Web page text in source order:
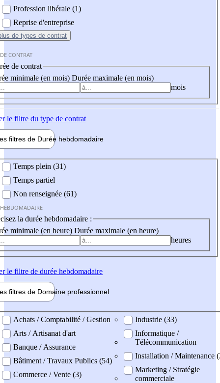
Profession libérale (1)
Reprise d'entreprise
de types de contrat
CONTRAT
de contrat
minimale (en mois) Durée maximale (en mois)
mois
le filtre du type de contrat
filtres de Durée hebdomadaire
Temps plein (31)
Temps partiel
Non renseignée (61)
la durée hebdomadaire :
minimale (en heure) Durée maximale (en heure)
heures
le filtre de durée hebdomadaire
filtres de Domaine professionnel
professionel
Achats / Comptabilité / Gestion
Arts / Artisanat d'art
Banque / Assurance
Bâtiment / Travaux Publics (54)
Commerce / Vente (3)
Industrie (33)
Informatique /
Télécommunication
Installation / Maintenance
Marketing / Stratégie
commerciale